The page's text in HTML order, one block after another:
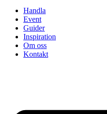
Handla
Event
Guider
Inspiration
Om oss
Kontakt